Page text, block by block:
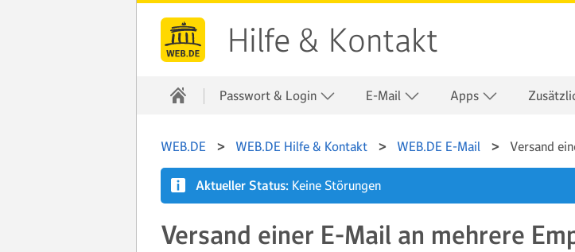
Hilfe & Kontakt
Passwort & Login E-Mail Apps
WEB.DE WEB.DE Hilfe & Kontakt WEB.DE E-Mail Versand
Aktueller Status: Keine Störungen
Versand einer E-Mail an mehrere